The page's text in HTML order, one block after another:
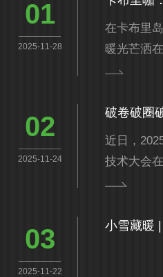
2025-11-28
在卡布里
暖光芒洒
愈的色调
来。它承
每…
2025-11-24
近日，
技术大会
开幕。大
破局”，
2025-11-22